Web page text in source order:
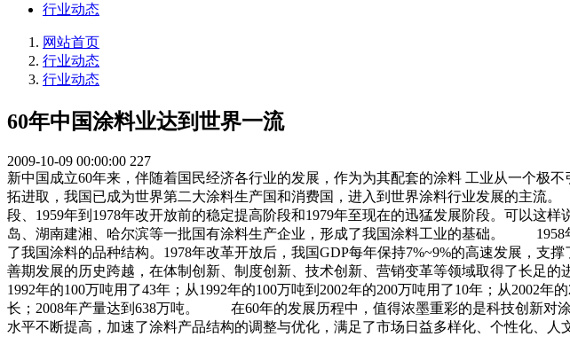
行业动态
网站首页
行业动态
行业动态
60年中国涂料业达到世界一流
2009-10-09 00:00:00 227
新中国成立60年来，伴随着国民经济各行业的发展，作为为其配套的涂料 工业从一个极
拓进取，我国已成为世界第二大涂料生产国和消费国，进入到世界涂料行业发展的主
段、1959年到1978年改开放前的稳定提高阶段和1979年至现在的迅猛发展阶段。可以这
岛、湖南建湘、哈尔滨等一批国有涂料生产企业，形成了我国涂料工业的基础。 1958
了我国涂料的品种结构。1978年改革开放后，我国GDP每年保持7%~9%的高速发展，
善期发展的历史跨越，在体制创新、制度创新、技术创新、营销变革等领域取得了长足
1992年的100万吨用了43年；从1992年的100万吨到2002年的200万吨用了10年；从2002
长；2008年产量达到638万吨。 在60年的发展历程中，值得浓墨重彩的是科技创新对
水平不断提高，加速了涂料产品结构的调整与优化，满足了市场日益多样化、个性化、